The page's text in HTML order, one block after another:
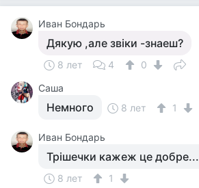
Иван Бондарь
Дякую ,але звiки -знаеш?
8 лет 4
0
Саша
Немного 8 лет 1
Иван Бондарь
Трiшечки кажеж це добре...
8 лет
1